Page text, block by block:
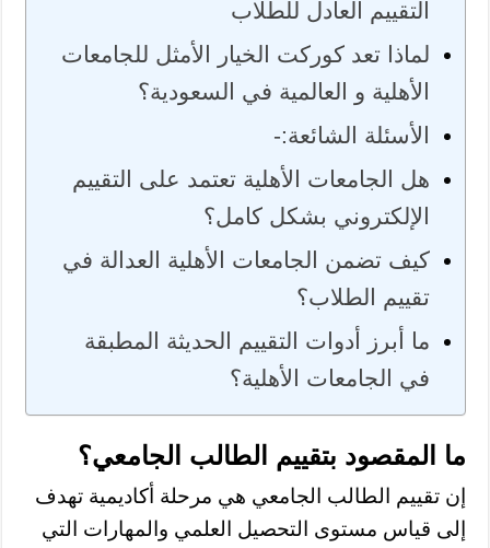
التقييم العادل للطلاب
لماذا تعد كوركت الخيار الأمثل للجامعات
الأهلية و العالمية في السعودية؟
الأسئلة الشائعة:-
هل الجامعات الأهلية تعتمد على التقييم
الإلكتروني بشكل كامل؟
كيف تضمن الجامعات الأهلية العدالة في
تقييم الطلاب؟
ما أبرز أدوات التقييم الحديثة المطبقة
في الجامعات الأهلية؟
ما المقصود بتقييم الطالب الجامعي؟
إن تقييم الطالب الجامعي هي مرحلة أكاديمية تهدف
إلى قياس مستوى التحصيل العلمي والمهارات التي